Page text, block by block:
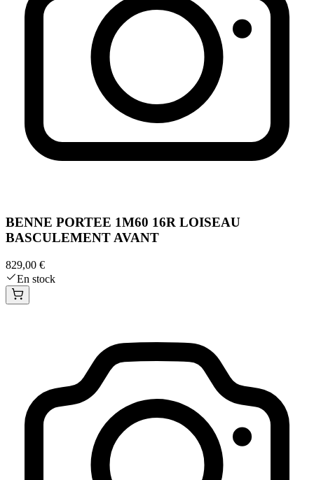
BENNE PORTEE 1M60 16R LOISEAU
BASCULEMENT AVANT
829,00 €
En stock